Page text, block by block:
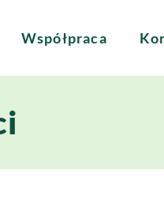
Współpraca